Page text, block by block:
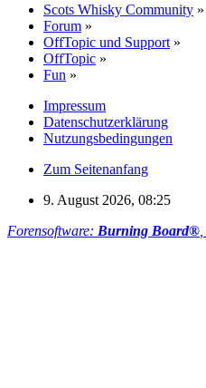
Scots Whisky Community »
Forum »
OffTopic und Support »
OffTopic »
Fun »
Impressum
Datenschutzerklärung
Nutzungsbedingungen
Zum Seitenanfang
9. August 2026, 08:25
Forensoftware: Burning Board®